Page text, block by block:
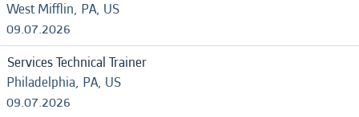
West Mifflin, PA, US
09.07.2026
Services Technical Trainer
Philadelphia, PA, US
09.07.2026